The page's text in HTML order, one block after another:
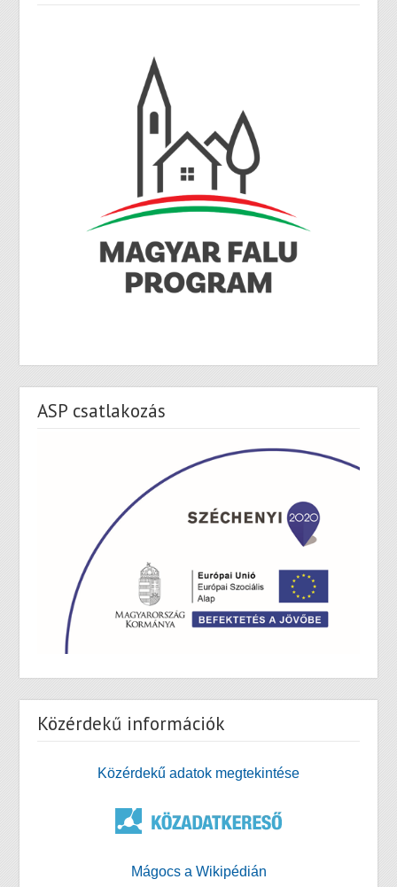
ASP csatlakozás
Közérdekű információk
Közérdekű adatok megtekintése
Mágocs a Wikipédián